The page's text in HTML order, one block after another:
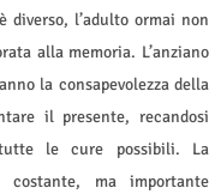
l’adulto ormai non
alla memoria. L’anziano
la consapevolezza della
il presente, recandosi
tutte le cure possibili. La
ma importante